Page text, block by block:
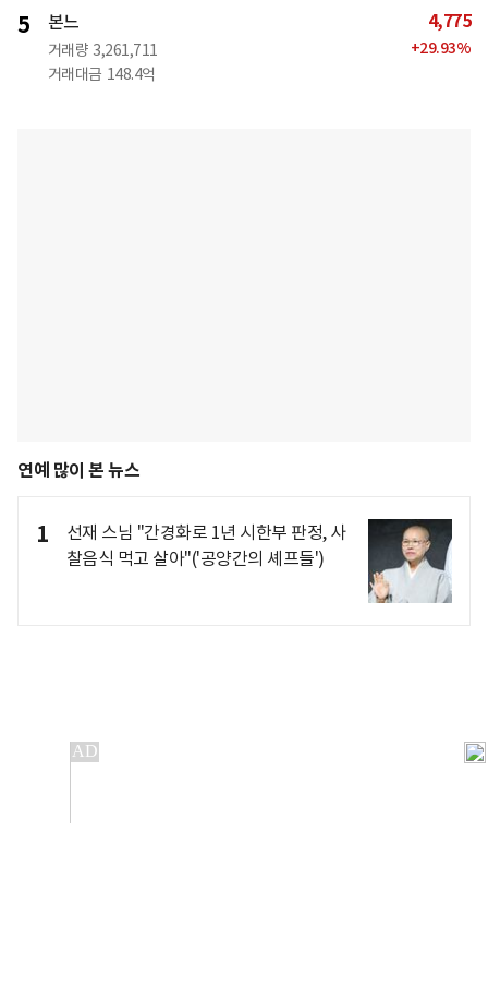
5 본느
거래량 3,261,711
거래대금 148.4억
4,775
+29.93%
연예 많이 본 뉴스
1
선재 스님 "간경화로 1년 시한부 판정, 사
찰음식 먹고 살아"('공양간의 셰프들')